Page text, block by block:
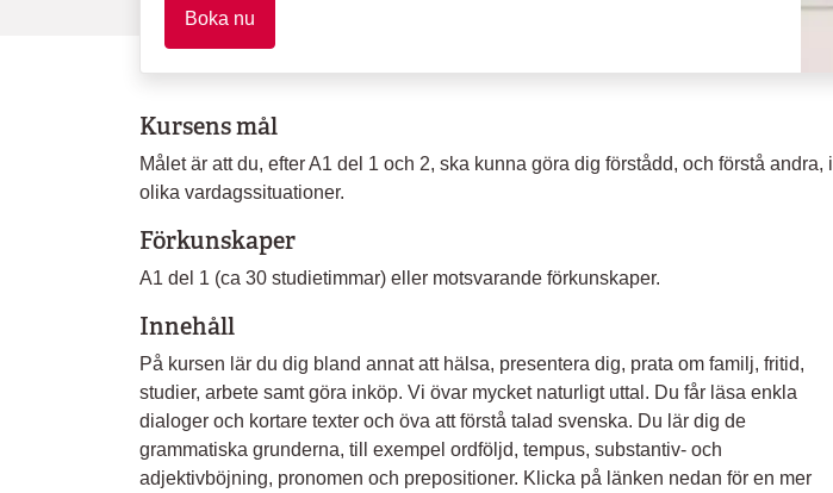
Boka nu
Kursens mål
Målet är att du, efter A1 del 1 och 2, ska kunna göra dig förstådd, och förstå andra, i
olika vardagssituationer.
Förkunskaper
A1 del 1 (ca 30 studietimmar) eller motsvarande förkunskaper.
Innehåll
På kursen lär du dig bland annat att hälsa, presentera dig, prata om familj, fritid,
studier, arbete samt göra inköp. Vi övar mycket naturligt uttal. Du får läsa enkla
dialoger och kortare texter och öva att förstå talad svenska. Du lär dig de
grammatiska grunderna, till exempel ordföljd, tempus, substantiv- och
adjektivböjning, pronomen och prepositioner. Klicka på länken nedan för en mer